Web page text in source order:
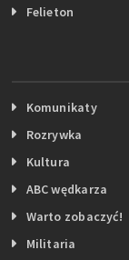
Felieton
Komunikaty
Rozrywka
Kultura
ABC wędkarza
Warto zobaczyć!
Militaria